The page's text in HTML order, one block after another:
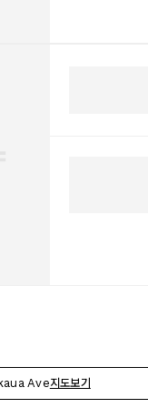
Ave지도보기